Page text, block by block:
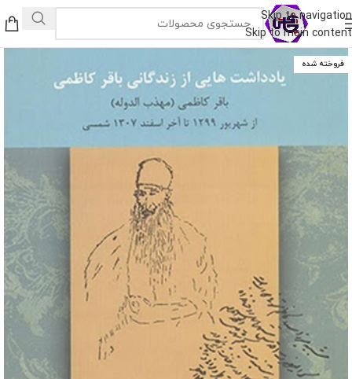
Skip to navigation
Skip to main content
فروخته شده